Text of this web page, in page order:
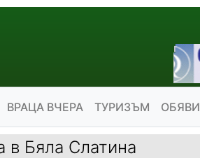
ВРАЦА ВЧЕРА ТУРИЗЪМ ОБЯВИ
в Бяла Слатина